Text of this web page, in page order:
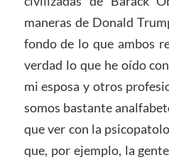
maneras de Donald
fondo de lo que ambos
verdad lo que he oído
mi esposa y otros
somos bastante
que ver con la
que, por ejemplo, la